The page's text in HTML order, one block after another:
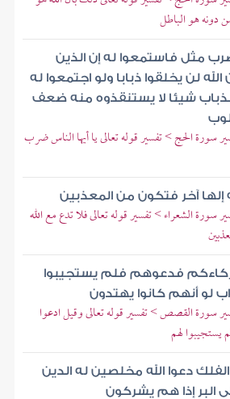
دونه هو الباطل
مثل فاستمعوا له إن الذين
لن يخلقوا ذبابا ولو اجتمعوا له
شيئا لا يستنقذوه منه ضعف
سورة الحج > تفسير قوله تعالى يا أيها الناس ضرب
إلها آخر فتكون من المعذبين
سورة الشعراء > تفسير قوله تعالى فلا تدع مع الله
فدعوهم فلم يستجيبوا
لو أنهم كانوا يهتدون
سورة القصص > تفسير قوله تعالى وقيل ادعوا
لهم
دعوا الله مخلصين له الدين
البر إذا هم يشركون